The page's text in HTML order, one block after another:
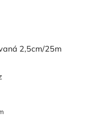
2,5cm/25m